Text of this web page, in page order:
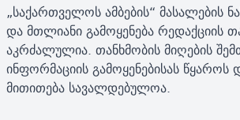
„საქართველოს ამბების“ მასალების
და მთლიანი გამოყენება რედაქციის
აკრძალულია. თანხმობის მიღების
ინფორმაციის გამოყენებისას წყაროს
მითითება სავალდებულოა.